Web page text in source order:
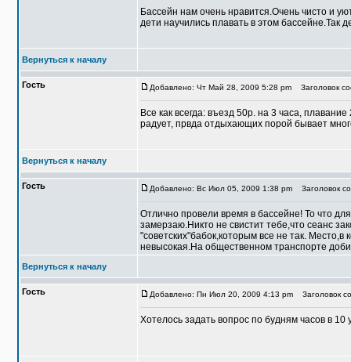
Бассейн нам очень нравится.Очень чисто и
дети научились плавать в этом бассейне.Так
Вернуться к началу
Гость Добавлено: Чт Май 28, 2009 5:28 pm Заголовок
Все как всегда: въезд 50р. на 3 часа,
радует, првда отдыхающих порой бывает
Вернуться к началу
Гость Добавлено: Вс Июл 05, 2009 1:38 pm Заголовок
Отлично провели время в бассейне! То что
замерзаю.Никто не свистит тебе,что сеанс
"советских"бабок,которым все не так.
невысокая.На общественном транспорте
Вернуться к началу
Гость Добавлено: Пн Июл 20, 2009 4:13 pm Заголовок
Хотелось задать вопрос по будням часов в